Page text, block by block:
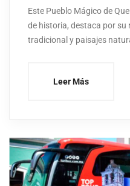
Este Pueblo Mágico de
de historia, destaca por
tradicional y paisajes
Leer Más